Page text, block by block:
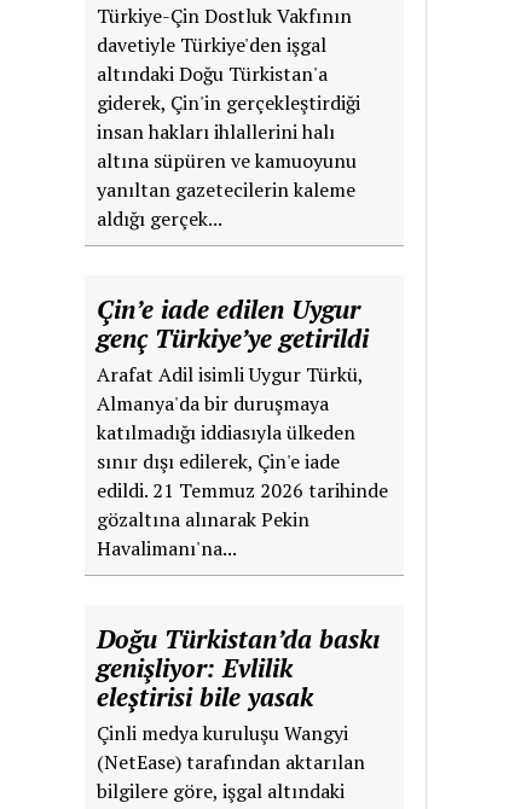
Türkiye-Çin Dostluk Vakfının
davetiyle Türkiye'den işgal
altındaki Doğu Türkistan'a
giderek, Çin'in gerçekleştirdiği
insan hakları ihlallerini halı
altına süpüren ve kamuoyunu
yanıltan gazetecilerin kaleme
aldığı gerçek...
Çin’e iade edilen Uygur
genç Türkiye’ye getirildi
Arafat Adil isimli Uygur Türkü,
Almanya'da bir duruşmaya
katılmadığı iddiasıyla ülkeden
sınır dışı edilerek, Çin'e iade
edildi. 21 Temmuz 2026 tarihinde
gözaltına alınarak Pekin
Havalimanı'na...
Doğu Türkistan’da baskı
genişliyor: Evlilik
eleştirisi bile yasak
Çinli medya kuruluşu Wangyi
(NetEase) tarafından aktarılan
bilgilere göre, işgal altındaki